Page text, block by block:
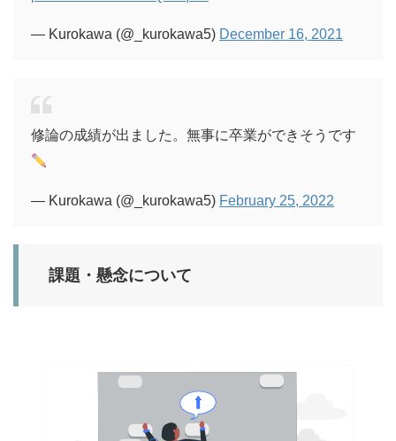
— Kurokawa (@_kurokawa5) December 16, 2021
修論の成績が出ました。無事に卒業ができそうです
— Kurokawa (@_kurokawa5) February 25, 2022
課題・懸念について